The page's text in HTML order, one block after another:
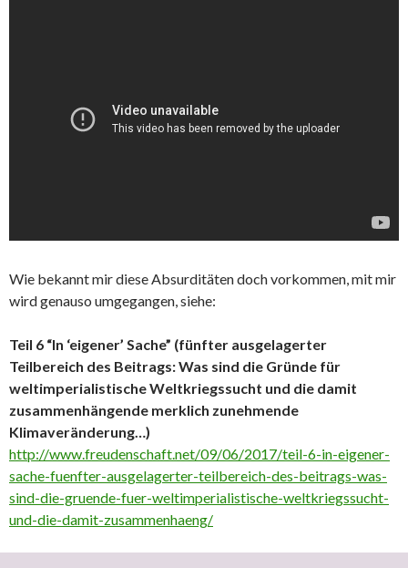
Wie bekannt mir diese Absurditäten doch vorkommen, mit mir
wird genauso umgegangen, siehe:
Teil 6 “In ‘eigener’ Sache” (fünfter ausgelagerter
Teilbereich des Beitrags: Was sind die Gründe für
weltimperialistische Weltkriegssucht und die damit
zusammenhängende merklich zunehmende
Klimaveränderung…)
http://www.freudenschaft.net/09/06/2017/teil-6-in-eigener-
sache-fuenfter-ausgelagerter-teilbereich-des-beitrags-was-
sind-die-gruende-fuer-weltimperialistische-weltkriegssucht-
und-die-damit-zusammenhaeng/